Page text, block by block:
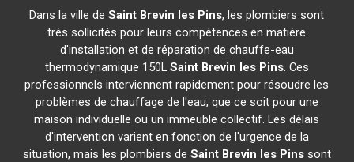
Dans la ville deSaint Brevin les Pins, les plombiers sont
très sollicités pour leurs compétences en matière
d'installation et de réparation de chauffe-eau
thermodynamique 150L Saint Brevin les Pins. Ces
professionnels interviennent rapidement pour résoudre les
problèmes de chauffage de l'eau, que ce soit pour une
maison individuelle ou un immeuble collectif. Les délais
d'intervention varient en fonction de l'urgence de la
situation, mais les plombiers de Saint Brevin les Pinssont